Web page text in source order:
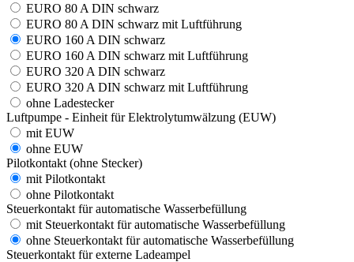
EURO 80 A DIN schwarz
EURO 80 A DIN schwarz mit Luftführung
EURO 160 A DIN schwarz
EURO 160 A DIN schwarz mit Luftführung
EURO 320 A DIN schwarz
EURO 320 A DIN schwarz mit Luftführung
ohne Ladestecker
Luftpumpe - Einheit für Elektrolytumwälzung (EUW)
mit EUW
ohne EUW
Pilotkontakt (ohne Stecker)
mit Pilotkontakt
ohne Pilotkontakt
Steuerkontakt für automatische Wasserbefüllung
mit Steuerkontakt für automatische Wasserbefüllung
ohne Steuerkontakt für automatische Wasserbefüllung
Steuerkontakt für externe Ladeampel